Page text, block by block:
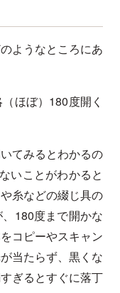
ようなところにあ
ほぼ）180度開く
てみるとわかるの
いことがわかると
糸などの綴じ具の
180度まで開かな
コピーやスキャン
当たらず、黒くな
ぎるとすぐに落丁